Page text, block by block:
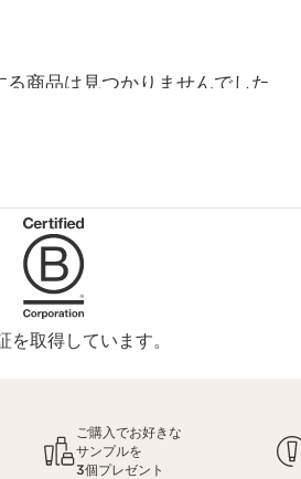
商品は見つかりませんでした
取得しています。
ご購入でお好きな
サンプルを
3個プレゼント